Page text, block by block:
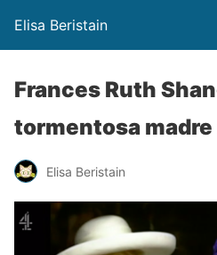
Elisa Beristain
Frances Ruth
tormentosa madre
Elisa Beristain